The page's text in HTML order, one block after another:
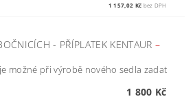
1 157,02 Kč bez DPH
- PŘÍPLATEK KENTAUR –
možné při výrobě nového sedla zadat
1 800 Kč